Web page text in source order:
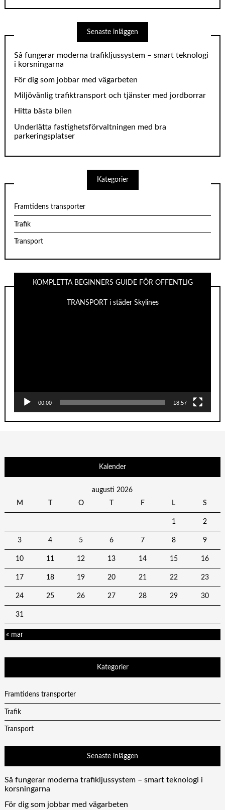
Senaste inläggen
Så fungerar moderna trafikljussystem – smart teknologi
i korsningarna
För dig som jobbar med vägarbeten
Miljövänlig trafiktransport och tjänster med jordborrar
Hitta bästa bilen
Underlätta fastighetsförvaltningen med bra
parkeringsplatser
Kategorier
Framtidens transporter
Trafik
Transport
KOMPLETTA BEGINNERS GUIDE FÖR OFFENTLIG
TRANSPORT i städer Skylines
00:00 18:57
Kalender
augusti 2026
M
O F L S
1 2
3 4 5 6 7 8 9
10 11 12 13 14 15 16
17 18 19 20 21 22 23
24 25 26 27 28 29 30
31
« mar
Kategorier
Framtidens transporter
Trafik
Transport
Senaste inläggen
Så fungerar moderna trafikljussystem – smart teknologi i
korsningarna
För dig som jobbar med vägarbeten